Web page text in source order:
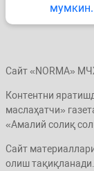
мумкин.
Сайт «NORMA»
Контентни
маслаҳатчи»
«Амалий солиқ
Сайт
олиш тақиқланади.